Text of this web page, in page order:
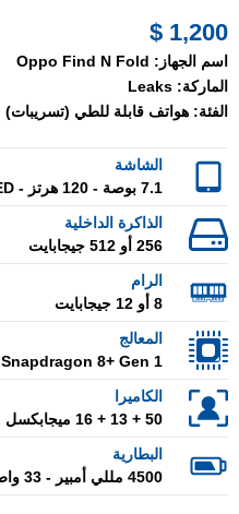
1,200 $
اسم الجهاز: Oppo Find N Fold
الماركة: Leaks
الفئة: هواتف قابلة للطي (تسريبات)
الشاشة
7.1 بوصة - 120 هرتز - LTPO AMOLED
الذاكرة الداخلية
256 أو 512 جيجابايت
الرام
8 أو 12 جيجابايت
المعالج
Snapdragon 8+ Gen 1
الكاميرا
50 + 13 + 16 ميجابكسل
البطارية
4500 مللي أمبير - 33 واط